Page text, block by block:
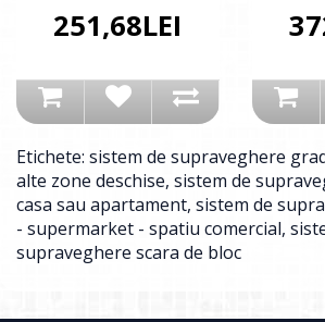
251,68LEI
Etichete: sistem de supraveghere
alte zone deschise, sistem de
casa sau apartament, sistem de
- supermarket - spatiu comercial,
supraveghere scara de bloc